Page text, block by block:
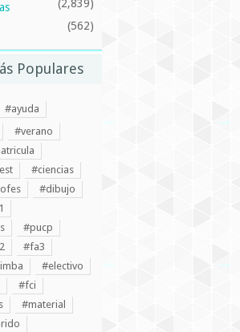
(2,839)
(562)
Populares
#ayuda
#verano
#ciencias
#dibujo
#pucp
#fa3
#electivo
#fci
#material